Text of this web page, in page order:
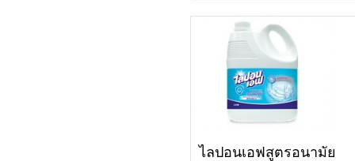
ไลปอนเอฟสูตรอนามัย